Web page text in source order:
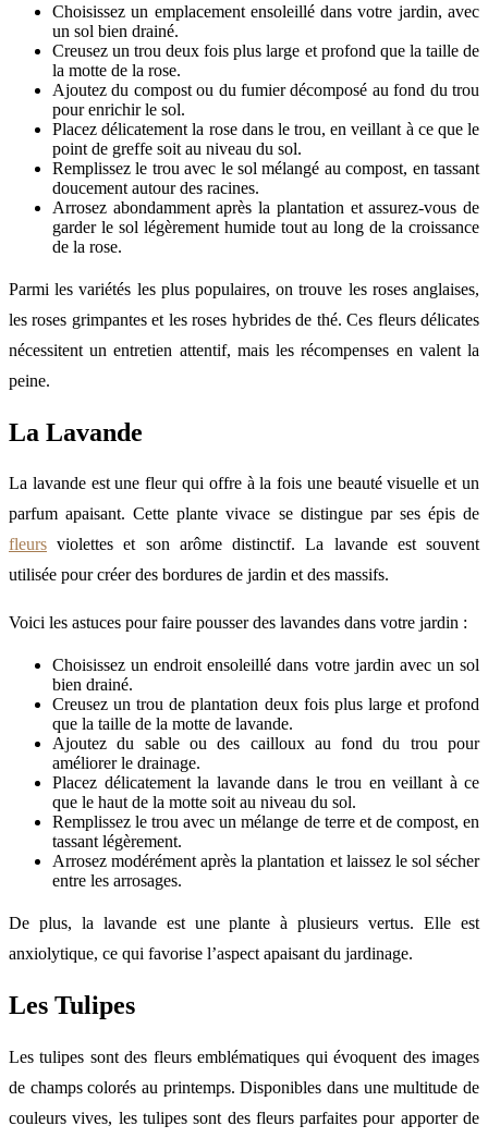
Choisissez un emplacement ensoleillé dans votre jardin, avec
un sol bien drainé.
Creusez un trou deux fois plus large et profond que la taille de
la motte de la rose.
Ajoutez du compost ou du fumier décomposé au fond du trou
pour enrichir le sol.
Placez délicatement la rose dans le trou, en veillant à ce que le
point de greffe soit au niveau du sol.
Remplissez le trou avec le sol mélangé au compost, en tassant
doucement autour des racines.
Arrosez abondamment après la plantation et assurez-vous de
garder le sol légèrement humide tout au long de la croissance
de la rose.
Parmi les variétés les plus populaires, on trouve les roses anglaises,
les roses grimpantes et les roses hybrides de thé. Ces fleurs délicates
nécessitent un entretien attentif, mais les récompenses en valent la
peine.
La Lavande
La lavande est une fleur qui offre à la fois une beauté visuelle et un
parfum apaisant. Cette plante vivace se distingue par ses épis de
fleurs violettes et son arôme distinctif. La lavande est souvent
utilisée pour créer des bordures de jardin et des massifs.
Voici les astuces pour faire pousser des lavandes dans votre jardin :
Choisissez un endroit ensoleillé dans votre jardin avec un sol
bien drainé.
Creusez un trou de plantation deux fois plus large et profond
que la taille de la motte de lavande.
Ajoutez du sable ou des cailloux au fond du trou pour
améliorer le drainage.
Placez délicatement la lavande dans le trou en veillant à ce
que le haut de la motte soit au niveau du sol.
Remplissez le trou avec un mélange de terre et de compost, en
tassant légèrement.
Arrosez modérément après la plantation et laissez le sol sécher
entre les arrosages.
De plus, la lavande est une plante à plusieurs vertus. Elle est
anxiolytique, ce qui favorise l’aspect apaisant du jardinage.
Les Tulipes
Les tulipes sont des fleurs emblématiques qui évoquent des images
de champs colorés au printemps. Disponibles dans une multitude de
couleurs vives, les tulipes sont des fleurs parfaites pour apporter de